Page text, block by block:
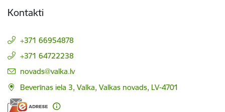
Kontakti
+371 66954878
+371 64722238
E-pasts:
novads@valka.lv
Beverīnas iela 3, Valka, Valkas novads, LV-4701